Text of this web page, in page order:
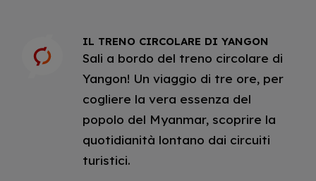
IL TRENO CIRCOLARE DI YANGON
Sali a bordo del treno circolare di
Yangon! Un viaggio di tre ore, per
cogliere la vera essenza del
popolo del Myanmar, scoprire la
quotidianità lontano dai circuiti
turistici.